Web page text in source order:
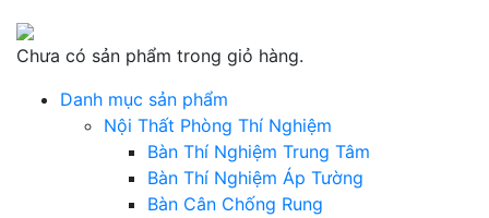
Chưa có sản phẩm trong giỏ hàng.
Danh mục sản phẩm
Nội Thất Phòng Thí Nghiệm
Bàn Thí Nghiệm Trung Tâm
Bàn Thí Nghiệm Áp Tường
Bàn Cân Chống Rung